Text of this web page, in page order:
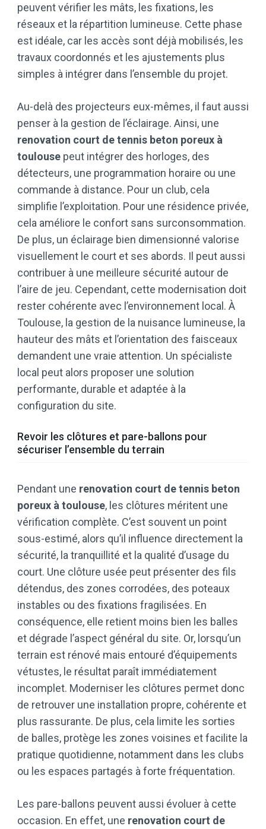
peuvent vérifier les mâts, les fixations, les
réseaux et la répartition lumineuse. Cette phase
est idéale, car les accès sont déjà mobilisés, les
travaux coordonnés et les ajustements plus
simples à intégrer dans l’ensemble du projet.
Au-delà des projecteurs eux-mêmes, il faut aussi
penser à la gestion de l’éclairage. Ainsi, une
renovation court de tennis beton poreux à
toulouse peut intégrer des horloges, des
détecteurs, une programmation horaire ou une
commande à distance. Pour un club, cela
simplifie l’exploitation. Pour une résidence privée,
cela améliore le confort sans surconsommation.
De plus, un éclairage bien dimensionné valorise
visuellement le court et ses abords. Il peut aussi
contribuer à une meilleure sécurité autour de
l’aire de jeu. Cependant, cette modernisation doit
rester cohérente avec l’environnement local. À
Toulouse, la gestion de la nuisance lumineuse, la
hauteur des mâts et l’orientation des faisceaux
demandent une vraie attention. Un spécialiste
local peut alors proposer une solution
performante, durable et adaptée à la
configuration du site.
Revoir les clôtures et pare-ballons pour
sécuriser l’ensemble du terrain
Pendant une renovation court de tennis beton
poreux à toulouse, les clôtures méritent une
vérification complète. C’est souvent un point
sous-estimé, alors qu’il influence directement la
sécurité, la tranquillité et la qualité d’usage du
court. Une clôture usée peut présenter des fils
détendus, des zones corrodées, des poteaux
instables ou des fixations fragilisées. En
conséquence, elle retient moins bien les balles
et dégrade l’aspect général du site. Or, lorsqu’un
terrain est rénové mais entouré d’équipements
vétustes, le résultat paraît immédiatement
incomplet. Moderniser les clôtures permet donc
de retrouver une installation propre, cohérente et
plus rassurante. De plus, cela limite les sorties
de balles, protège les zones voisines et facilite la
pratique quotidienne, notamment dans les clubs
ou les espaces partagés à forte fréquentation.
Les pare-ballons peuvent aussi évoluer à cette
occasion. En effet, une renovation court de